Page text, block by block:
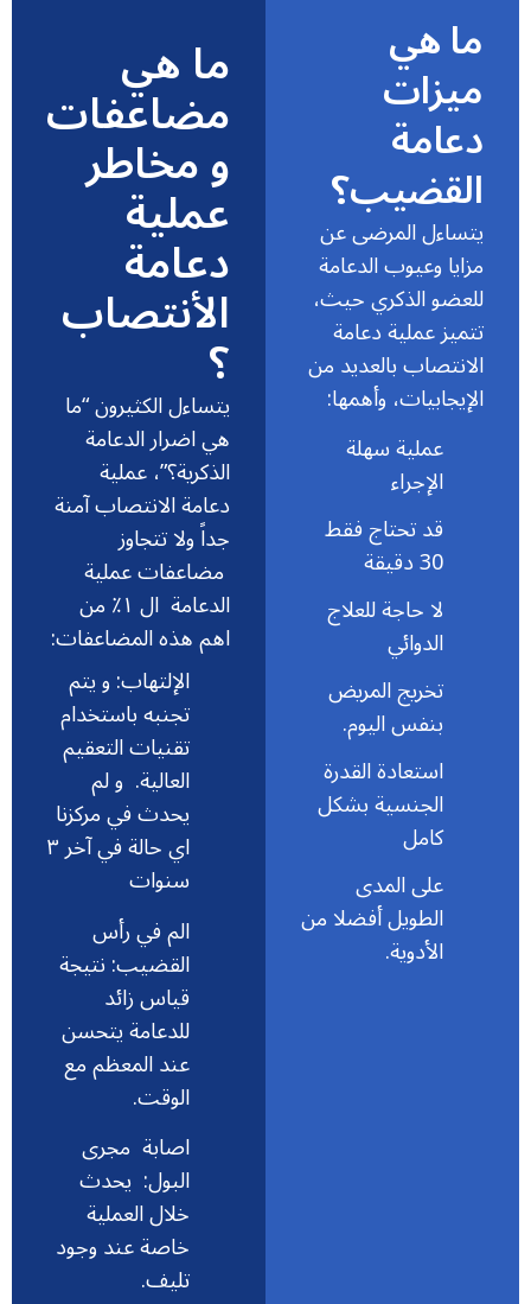
ما هي
ميزات
دعامة
القضيب؟
يتساءل المرضى عن
مزايا وعيوب الدعامة
للعضو الذكري حيث،
تتميز عملية دعامة
الانتصاب بالعديد من
الإيجابيات، وأهمها:
عملية سهلة
الإجراء
قد تحتاج فقط
30 دقيقة
لا حاجة للعلاج
الدوائي
تخريج المريض
بنفس اليوم.
استعادة القدرة
الجنسية بشكل
كامل
على المدى
الطويل أفضلا من
الأدوية.
ما هي
مضاعفات
و مخاطر
عملية
دعامة
الأنتصاب
؟
يتساءل الكثيرون “ما
هي اضرار الدعامة
الذكرية؟”، عملية
دعامة الانتصاب آمنة
جداً ولا تتجاوز
مضاعفات عملية
الدعامة ال ١٪ من
اهم هذه المضاعفات:
الإلتهاب: و يتم
تجنبه باستخدام
تقنيات التعقيم
العالية. و لم
يحدث في مركزنا
اي حالة في آخر ٣
سنوات
الم في رأس
القضيب: نتيجة
قياس زائد
للدعامة يتحسن
عند المعظم مع
الوقت.
اصابة مجرى
البول: يحدث
خلال العملية
خاصة عند وجود
تليف.